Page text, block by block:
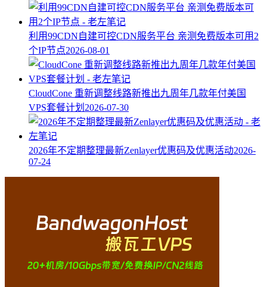
利用99CDN自建可控CDN服务平台 亲测免费版本可用2
个IP节点2026-08-01
CloudCone 重新调整线路新推出九周年几款年付美国
VPS套餐计划 2026-07-30
2026年不定期整理最新Zenlayer优惠码及优惠活动2026-
07-24